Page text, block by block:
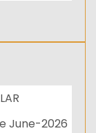
June-2026